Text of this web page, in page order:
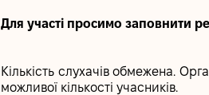
Для участі просимо заповнити
Кількість слухачів обмежена.
можливої кількості учасників.